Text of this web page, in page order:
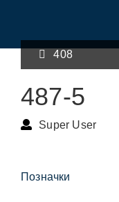
408
487-5
Super User
Позначки